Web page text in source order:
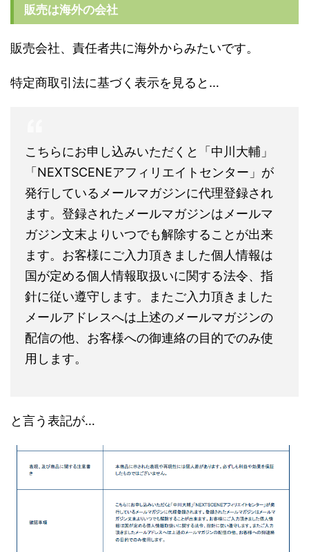
販売は海外の会社
販売会社、責任者共に海外からみたいです。
特定商取引法に基づく表示を見ると…
こちらにお申し込みいただくと「中川大輔」
「NEXTSCENEアフィリエイトセンター」が
発行しているメールマガジンに代理登録され
ます。登録されたメールマガジンはメールマ
ガジン文末よりいつでも解除することが出来
ます。お客様にご入力頂きました個人情報は
国が定める個人情報取扱いに関する法令、指
針に従い遵守します。またご入力頂きました
メールアドレスへは上述のメールマガジンの
配信の他、お客様への御連絡の目的でのみ使
用します。
と言う表記が…